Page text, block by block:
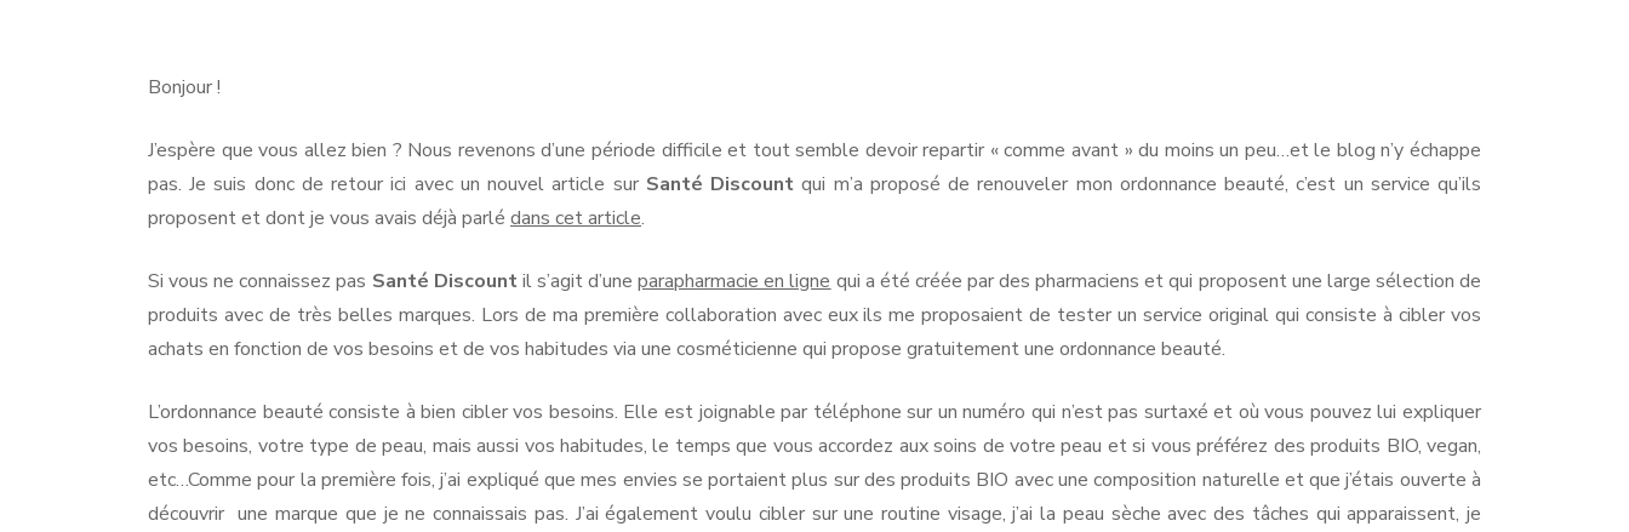
SAINT-MALO
PORNICHET
NORMANDIE
PARIS
avec
Patyka.
Bonjour !
J’espère que vous allez bien ? Nous revenons d’une période difficile et tout semble devoir repartir « comme avant » du moins un peu…et le blog n’y échappe
pas. Je suis donc de retour ici avec un nouvel article sur Santé Discount qui m’a proposé de renouveler mon ordonnance beauté, c’est un service qu’ils
proposent et dont je vous avais déjà parlé dans cet article.
Si vous ne connaissez pas Santé Discountil s’agit d’uneparapharmacie en ligne qui a été créée par des pharmaciens et qui proposent une large sélection de
produits avec de très belles marques. Lors de ma première collaboration avec eux ils me proposaient de tester un service original qui consiste à cibler vos
achats en fonction de vos besoins et de vos habitudes via une cosméticienne qui propose gratuitement une ordonnance beauté.
L’ordonnance beauté consiste à bien cibler vos besoins. Elle est joignable par téléphone sur un numéro qui n’est pas surtaxé et où vous pouvez lui expliquer
vos besoins, votre type de peau, mais aussi vos habitudes, le temps que vous accordez aux soins de votre peau et si vous préférez des produits BIO, vegan,
etc…Comme pour la première fois, j’ai expliqué que mes envies se portaient plus sur des produits BIO avec une composition naturelle et que j’étais ouverte à
découvrir une marque que je ne connaissais pas. J’ai également voulu cibler sur une routine visage, j’ai la peau sèche avec des tâches qui apparaissent, je